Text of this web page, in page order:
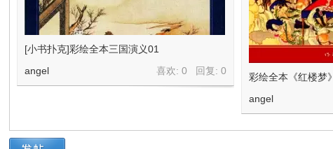
[小书扑克]彩绘全本三国演义01
喜欢: 0 回复:0
angel
彩绘全本《红楼梦》
angel